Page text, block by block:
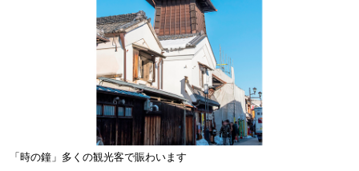
「時の鐘」多くの観光客で賑わいます